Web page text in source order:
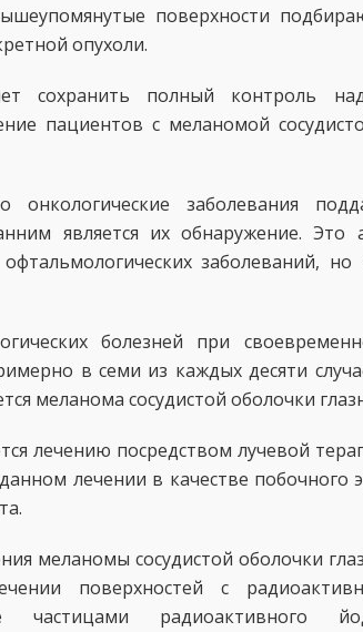
поверхности
опухоли.
сохранить полный контроль
пациентов с меланомой
онкологические заболевания
является их обнаружение. Это
офтальмологических заболеваний,
болезней при
в семи из каждых десяти
меланома сосудистой оболочки
лечению посредством лучевой
лечении в качестве побочного
меланомы сосудистой оболочки
поверхностей с
частицами радиоактивного